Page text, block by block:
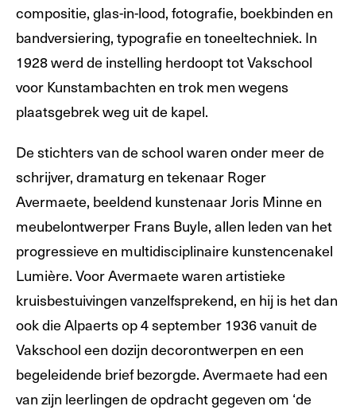
compositie, glas-in-lood, fotografie, boekbinden en
bandversiering, typografie en toneeltechniek. In
1928 werd de instelling herdoopt tot Vakschool
voor Kunstambachten en trok men wegens
plaatsgebrek weg uit de kapel.
De stichters van de school waren onder meer de
schrijver, dramaturg en tekenaar Roger
Avermaete, beeldend kunstenaar Joris Minne en
meubelontwerper Frans Buyle, allen leden van het
progressieve en multidisciplinaire kunstencenakel
Lumière. Voor Avermaete waren artistieke
kruisbestuivingen vanzelfsprekend, en hij is het dan
ook die Alpaerts op 4 september 1936 vanuit de
Vakschool een dozijn decorontwerpen en een
begeleidende brief bezorgde. Avermaete had een
van zijn leerlingen de opdracht gegeven om ‘de